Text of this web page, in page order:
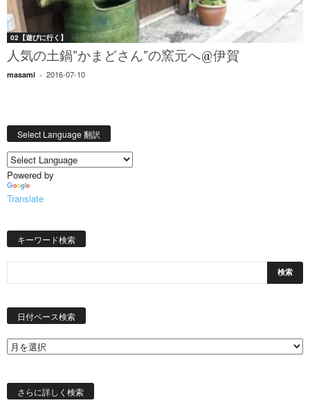
02【遊びに行く】
人気の土鍋”かまどさん”の窯元へ@伊賀
masami - 2016-07-10
Select Language 翻訳
Powered by
Translate
キーワード検索
日付ベース検索
索
さらに詳しく検索